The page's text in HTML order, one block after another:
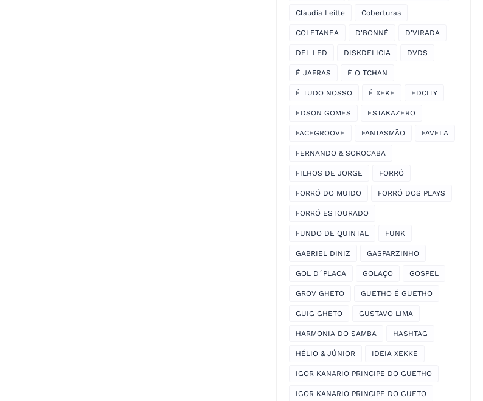
Cláudia Leitte Coberturas
COLETANEA D'BONNÉ D'VIRADA
DEL LED DISKDELICIA DVDS
É JAFRAS É O TCHAN
É TUDO NOSSO É XEKE EDCITY
EDSON GOMES ESTAKAZERO
FACEGROOVE FANTASMÃO FAVELA
FERNANDO & SOROCABA
FILHOS DE JORGE FORRÓ
FORRÓ DO MUIDO FORRÓ DOS PLAYS
FORRÓ ESTOURADO
FUNDO DE QUINTAL FUNK
GABRIEL DINIZ GASPARZINHO
GOL D´PLACA GOLAÇO GOSPEL
GROV GHETO GUETHO É GUETHO
GUIG GHETO GUSTAVO LIMA
HARMONIA DO SAMBA HASHTAG
HÉLIO & JÚNIOR IDEIA XEKKE
IGOR KANARIO PRINCIPE DO GUETHO
IGOR KANARIO PRINCIPE DO GUETO